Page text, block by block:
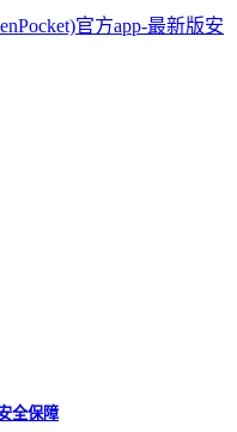
全保障